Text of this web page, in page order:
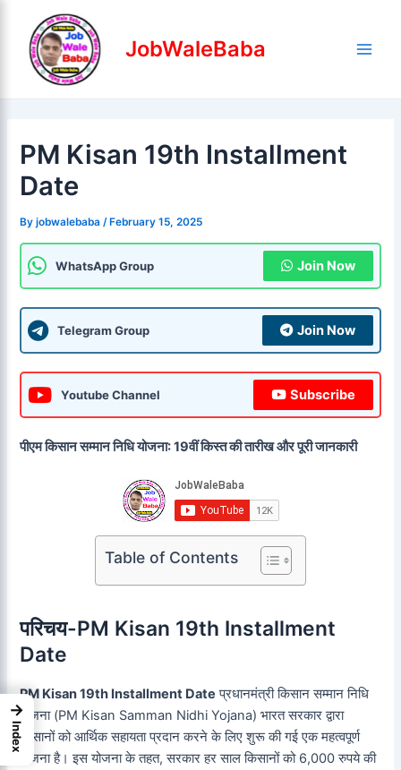
content
JobWaleBaba
PM Kisan 19th Installment
Date
Byjobwalebaba/ February 15, 2025
WhatsApp Group Join Now
Telegram Group Join Now
Youtube Channel Subscribe
पीएम किसान सम्मान निधि योजना: 19वीं किस्त की तारीख और पूरी जानकारी
Table of Contents
परिचय-PM Kisan 19th Installment
Date
PM Kisan 19th Installment Date प्रधानमंत्री किसान सम्मान निधि
योजना (PM Kisan Samman Nidhi Yojana) भारत सरकार द्वारा
किसानों को आर्थिक सहायता प्रदान करने के लिए शुरू की गई एक महत्वपूर्ण
योजना है। इस योजना के तहत, सरकार हर साल किसानों को 6,000 रुपये की
navigation
→
Index